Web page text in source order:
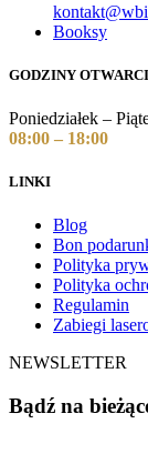
Booksy
GODZINY
Poniedziałek –
08:00 – 18:00
LINKI
Blog
Bon
Polityka
Polityka
Regulamin
Zabiegi
NEWSLETTER
Bądź na